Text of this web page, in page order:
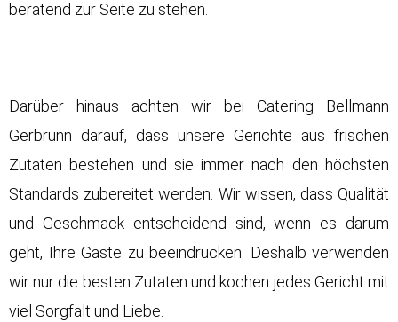
beratend zur Seite zu stehen.
Darüber hinaus achten wir bei Catering Bellmann
Gerbrunn darauf, dass unsere Gerichte aus frischen
Zutaten bestehen und sie immer nach den höchsten
Standards zubereitet werden. Wir wissen, dass Qualität
und Geschmack entscheidend sind, wenn es darum
geht, Ihre Gäste zu beeindrucken. Deshalb verwenden
wir nur die besten Zutaten und kochen jedes Gericht mit
viel Sorgfalt und Liebe.